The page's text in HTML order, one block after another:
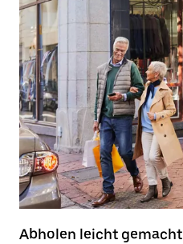
Abholen leicht gemacht